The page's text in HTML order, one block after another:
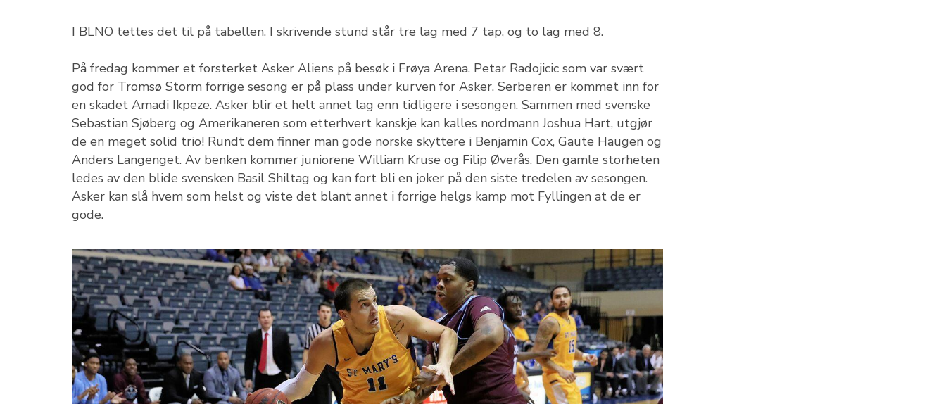
I BLNO tettes det til på tabellen. I skrivende stund står tre lag med 7 tap, og to lag med 8.
På fredag kommer et forsterket Asker Aliens på besøk i Frøya Arena. Petar Radojicic som var svært
god for Tromsø Storm forrige sesong er på plass under kurven for Asker. Serberen er kommet inn for
en skadet Amadi Ikpeze. Asker blir et helt annet lag enn tidligere i sesongen. Sammen med svenske
Sebastian Sjøberg og Amerikaneren som etterhvert kanskje kan kalles nordmann Joshua Hart, utgjør
de en meget solid trio! Rundt dem finner man gode norske skyttere i Benjamin Cox, Gaute Haugen og
Anders Langenget. Av benken kommer juniorene William Kruse og Filip Øverås. Den gamle storheten
ledes av den blide svensken Basil Shiltag og kan fort bli en joker på den siste tredelen av sesongen.
Asker kan slå hvem som helst og viste det blant annet i forrige helgs kamp mot Fyllingen at de er
gode.